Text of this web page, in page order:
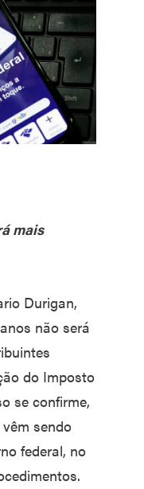
mais
Durigan,
não será
do Imposto
se confirme,
sendo
federal, no